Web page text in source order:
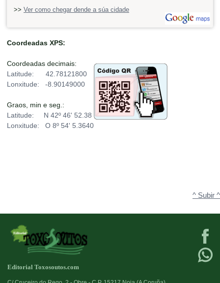
>> Ver como chegar dende a súa cidade
Coordeadas XPS:
Coordeadas decimais:
Latitude: 42.78121800
Lonxitude: -8.90149000
Graos, min e seg.:
Latitude: N 42º 46' 52.38
Lonxitude: O 8º 54' 5.3640
^ Subir ^
Editorial Toxosoutos.com